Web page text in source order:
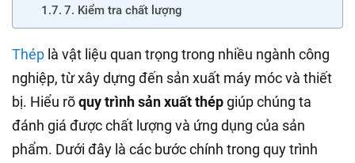
7. Kiểm tra chất lượng
Thép là vật liệu quan trọng trong nhiều ngành công
nghiệp, từ xây dựng đến sản xuất máy móc và thiết
bị. Hiểu rõquy trình sản xuất thépgiúp chúng ta
đánh giá được chất lượng và ứng dụng của sản
phẩm. Dưới đây là các bước chính trong quy trình